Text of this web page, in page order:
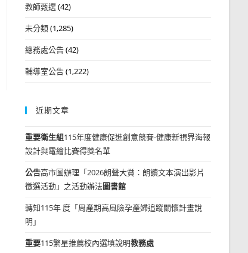
教師甄選(42)
未分類(1,285)
總務處公告(42)
輔導室公告(1,222)
近期文章
重要衛生組115年度健康促進創意競賽-健康新視界海報
設計與電繪比賽得獎名單
公告高市圖辦理「2026朗聲大賞：朗讀文本演出影片
徵選活動」之活動辦法圖書館
轉知115年 度「周產期高風險孕產婦追蹤關懷計畫說
明」
重要115繁星推薦校內選填說明教務處